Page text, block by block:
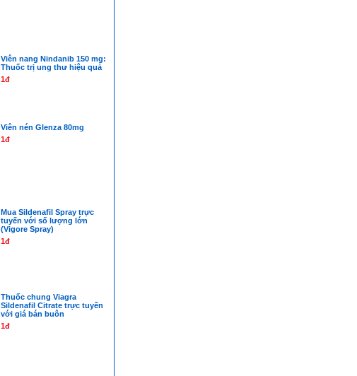
Viên nang Nindanib 150 mg:
Thuốc trị ung thư hiệu quả
1đ
Viên nén Glenza 80mg
1đ
Mua Sildenafil Spray trực
tuyến với số lượng lớn
(Vigore Spray)
1đ
Thuốc chung Viagra
Sildenafil Citrate trực tuyến
với giá bán buôn
1đ